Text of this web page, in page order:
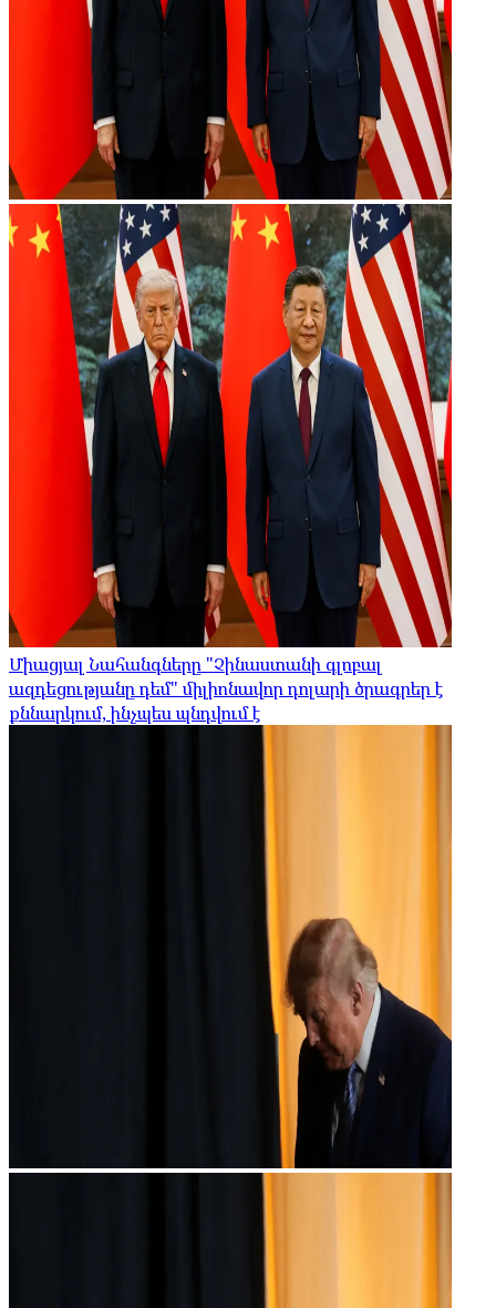
Միացյալ Նահանգները "Չինաստանի գլոբալ
ազդեցությանը դեմ" միլիոնավոր դոլարի ծրագրեր է
քննարկում, ինչպես պնդվում է